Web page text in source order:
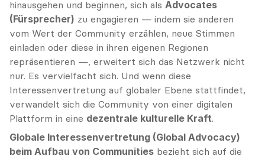
hinausgehen und beginnen, sich als Advocates
(Fürsprecher) zu engagieren — indem sie anderen
vom Wert der Community erzählen, neue Stimmen
einladen oder diese in ihren eigenen Regionen
repräsentieren —, erweitert sich das Netzwerk nicht
nur. Es vervielfacht sich. Und wenn diese
Interessenvertretung auf globaler Ebene stattfindet,
verwandelt sich die Community von einer digitalen
Plattform in eine dezentrale kulturelle Kraft.
Globale Interessenvertretung (Global Advocacy)
beim Aufbau von Communities bezieht sich auf die